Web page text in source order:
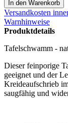
Versandkosten
Warnhinweise
Produktdetails
Tafelschwamm -
Dieser feinporige
geeignet und der
Kreideaufschrieb
saugfähig und